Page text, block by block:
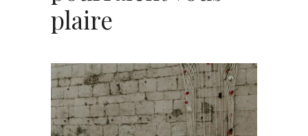
plaire